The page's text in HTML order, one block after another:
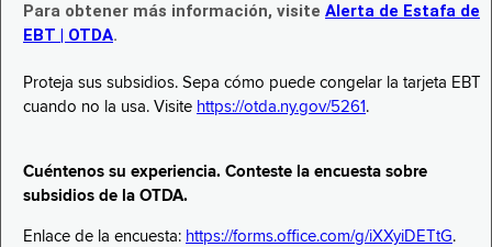
Para obtener más información, visite Alerta de Estafa de
EBT | OTDA.
Proteja sus subsidios. Sepa cómo puede congelar la tarjeta EBT
cuando no la usa. Visite https://otda.ny.gov/5261 .
Cuéntenos su experiencia. Conteste la encuesta sobre
subsidios de la OTDA.
Enlace de la encuesta: https://forms.office.com/g/iXXyiDETtG.